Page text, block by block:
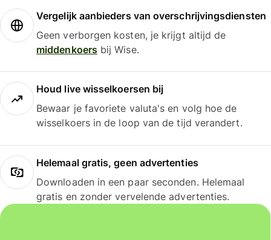
Vergelijk aanbieders van overschrijvingsdiensten
Geen verborgen kosten, je krijgt altijd de
middenkoersbij Wise.
Houd live wisselkoersen bij
Bewaar je favoriete valuta's en volg hoe de
wisselkoers in de loop van de tijd verandert.
Helemaal gratis, geen advertenties
Downloaden in een paar seconden. Helemaal
gratis en zonder vervelende advertenties.